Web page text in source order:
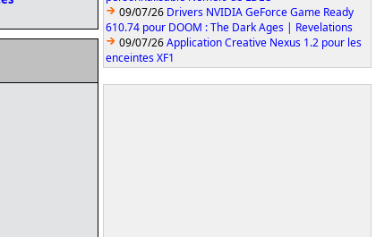
09/07/26 Drivers NVIDIA GeForce Game Ready
610.74 pour DOOM : The Dark Ages | Revelations
09/07/26Application Creative Nexus 1.2 pour les
enceintes XF1